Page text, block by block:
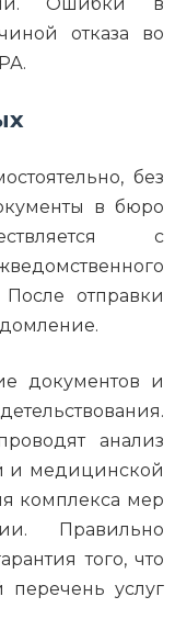
отказа во
без
в бюро
с
После отправки
документов и
анализ
и медицинской
комплекса мер
Правильно
того, что
услуг